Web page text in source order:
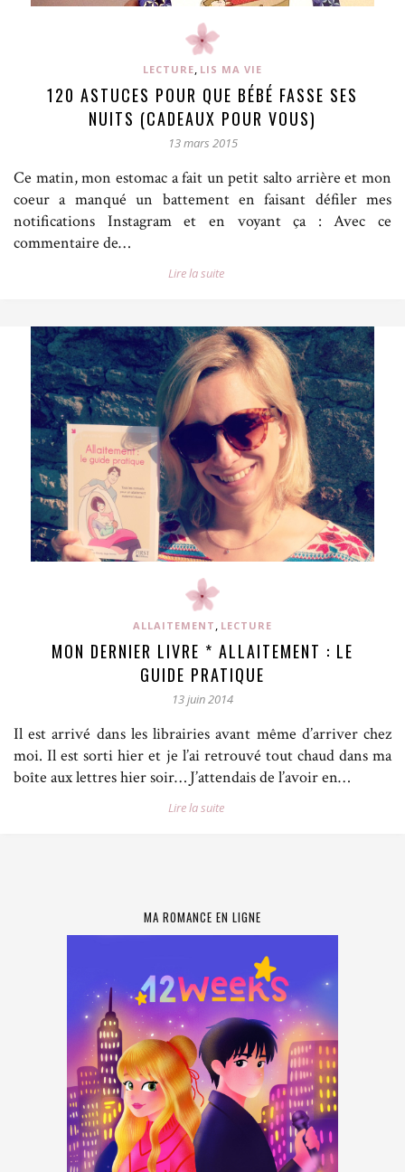
LECTURE, LIS MA VIE
120 ASTUCES POUR QUE BÉBÉ FASSE SES
NUITS (CADEAUX POUR VOUS)
13 mars 2015
Ce matin, mon estomac a fait un petit salto arrière et mon
coeur a manqué un battement en faisant défiler mes
notifications Instagram et en voyant ça : Avec ce
commentaire de…
Lire la suite
ALLAITEMENT , LECTURE
MON DERNIER LIVRE * ALLAITEMENT : LE
GUIDE PRATIQUE
13 juin 2014
Il est arrivé dans les librairies avant même d’arriver chez
moi. Il est sorti hier et je l’ai retrouvé tout chaud dans ma
boîte aux lettres hier soir… J’attendais de l’avoir en…
Lire la suite
MA ROMANCE EN LIGNE